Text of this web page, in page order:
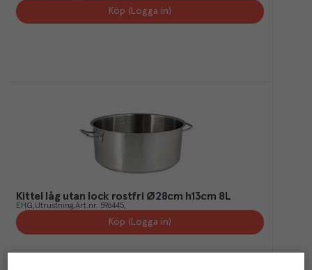
Köp (Logga in)
Kittel låg utan lock rostfri Ø28cm h13cm 8L
EHG Utrustning Art.nr. 596445
Köp (Logga in)